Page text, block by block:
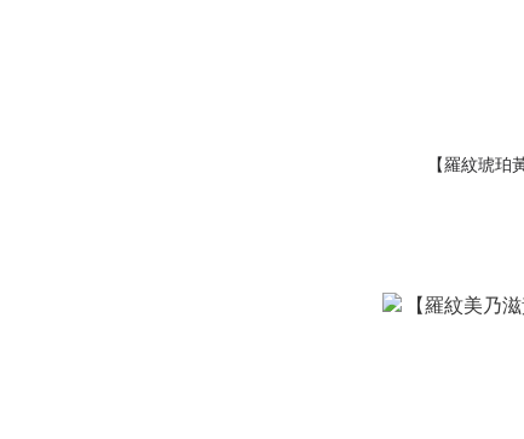
【羅紋琥